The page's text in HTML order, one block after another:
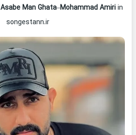
Asabe Man Ghata–Mohammad Amiri in
songestann.ir